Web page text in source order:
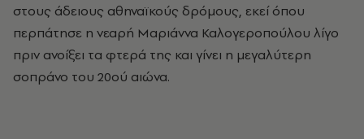
στους άδειους αθηναϊκούς δρόμους, εκεί όπου
περπάτησε η νεαρή Μαριάννα Καλογεροπούλου λίγο
πριν ανοίξει τα φτερά της και γίνει η μεγαλύτερη
σοπράνο του 20ού αιώνα.